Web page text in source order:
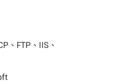
、FTP、IIS、